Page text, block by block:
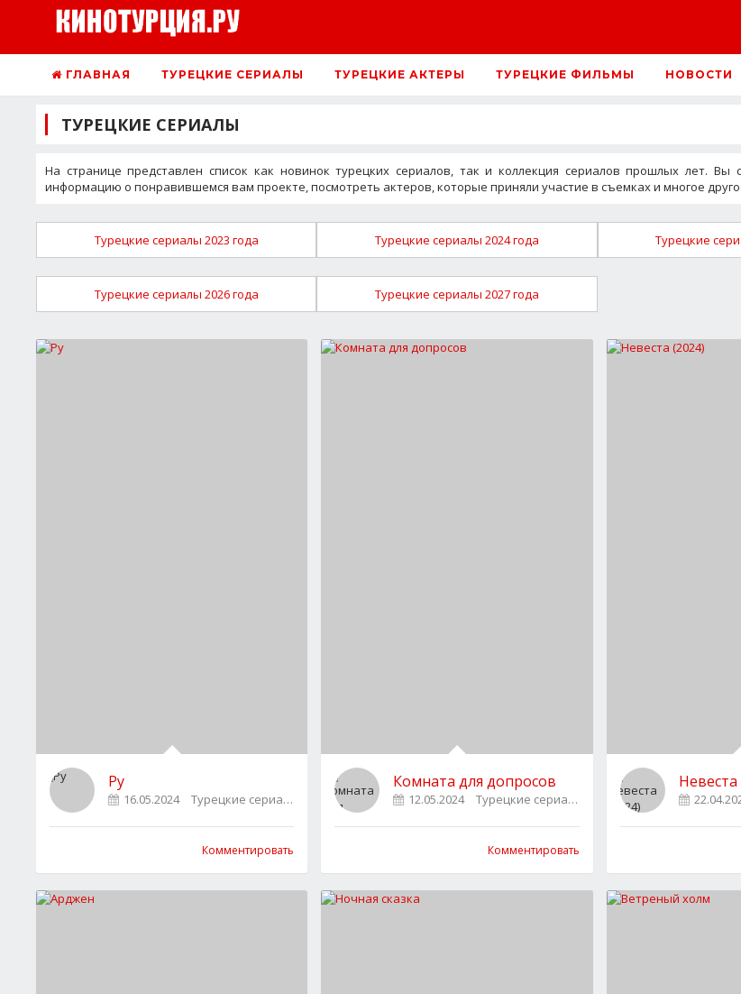
ГЛАВНАЯ ТУРЕЦКИЕ СЕРИАЛЫ ТУРЕЦКИЕ АКТЕРЫ ТУРЕЦКИЕ ФИЛЬМЫ НОВОСТИ
ТУРЕЦКИЕ СЕРИАЛЫ
На странице представлен список как новинок турецких сериалов, так и коллекция сериалов прошлых лет. Вы
информацию о понравившемся вам проекте, посмотреть актеров, которые приняли участие в съемках и многое
Турецкие сериалы 2023 года Турецкие сериалы 2024 года Турецкие
Турецкие сериалы 2026 года Турецкие сериалы 2027 года
Ру
16.05.2024 Турецкие сериалы
Комментировать
Комната для допросов
12.05.2024 Турецкие сериалы
Комментировать
Невеста